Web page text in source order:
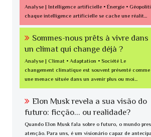
Analyse | Intelligence artificielle • Énergie •
chaque intelligence artificielle se cache une réalit...
Sommes-nous prêts à vivre dans
un climat qui change déjà ?
Analyse | Climat • Adaptation • Société Le
changement climatique est souvent présenté comme
une menace située dans un avenir plus ou moi...
Elon Musk revela a sua visão do
futuro: ficção... ou realidade?
Quando Elon Musk fala sobre o futuro, o mundo
atenção. Para uns, é um visionário capaz de